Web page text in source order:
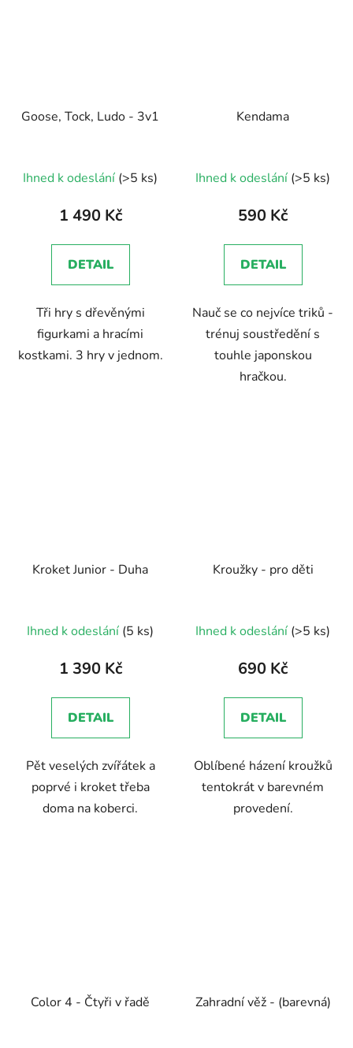
Goose, Tock, Ludo - 3v1
hodnocení
produktu
5,0
z
hvězdiček.
Ihned k odeslání (>5 ks)
1 490 Kč
DETAIL
Tři hry s dřevěnými
figurkami a hracími
kostkami. 3 hry v jednom.
Kendama
hodnocení
produktu
5,0
z
hvězdiček.
Ihned k odeslání (>5 ks)
590 Kč
DETAIL
Nauč se co nejvíce triků -
trénuj soustředění s
touhle japonskou
hračkou.
Kroket Junior - Duha
hodnocení
produktu
4,7
z
hvězdiček.
Ihned k odeslání (5 ks)
1 390 Kč
DETAIL
Pět veselých zvířátek a
poprvé i kroket třeba
doma na koberci.
Kroužky - pro děti
Ihned k odeslání (>5 ks)
690 Kč
DETAIL
Oblíbené házení kroužků
tentokrát v barevném
provedení.
Color 4 - Čtyři v řadě Zahradní věž - (barevná)